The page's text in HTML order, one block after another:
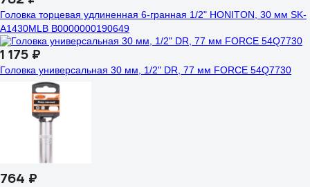
Головка торцевая удлиненная 6-гранная 1/2" HONITON, 30 мм SK-
A1430MLB В0000000190649
1 175 ₽
Головка универсальная 30 мм, 1/2" DR, 77 мм FORCE 54Q7730
764 ₽